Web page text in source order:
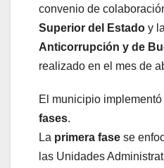
convenio de
Superior del Estado y la
Anticorrupción y de
realizado en el mes de
El municipio
fases.
La primera fase se
las Unidades